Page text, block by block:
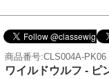
商品番号:CLS004A-PK06
ワイルドウルフ - ピ